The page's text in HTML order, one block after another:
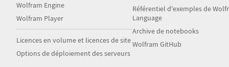
Wolfram Engine
Wolfram Player
Licences en volume et licences de site
Options de déploiement des serveurs
Référentiel d'exemples de
Language
Archive de notebooks
Wolfram GitHub